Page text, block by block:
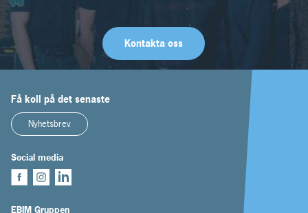
Kontakta oss
Få koll på det senaste
Nyhetsbrev
Social media
EBIM Gruppen